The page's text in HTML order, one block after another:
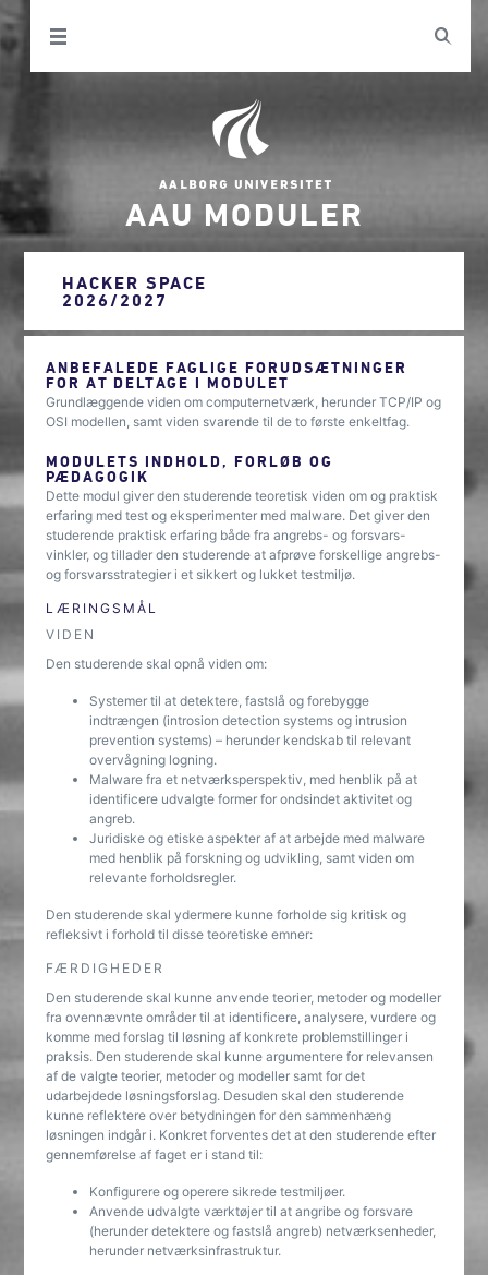
AAU MODULER
HACKER SPACE
2026/2027
ANBEFALEDE FAGLIGE FORUDSÆTNINGER
FOR AT DELTAGE I MODULET
Grundlæggende viden om computernetværk, herunder TCP/IP og
OSI modellen, samt viden svarende til de to første enkeltfag.
MODULETS INDHOLD, FORLØB OG
PÆDAGOGIK
Dette modul giver den studerende teoretisk viden om og praktisk
erfaring med test og eksperimenter med malware. Det giver den
studerende praktisk erfaring både fra angrebs- og forsvars-
vinkler, og tillader den studerende at afprøve forskellige angrebs-
og forsvarsstrategier i et sikkert og lukket testmiljø.
LÆRINGSMÅL
VIDEN
Den studerende skal opnå viden om:
Systemer til at detektere, fastslå og forebygge
indtrængen (introsion detection systems og intrusion
prevention systems) – herunder kendskab til relevant
overvågning logning.
Malware fra et netværksperspektiv, med henblik på at
identificere udvalgte former for ondsindet aktivitet og
angreb.
Juridiske og etiske aspekter af at arbejde med malware
med henblik på forskning og udvikling, samt viden om
relevante forholdsregler.
Den studerende skal ydermere kunne forholde sig kritisk og
refleksivt i forhold til disse teoretiske emner:
FÆRDIGHEDER
Den studerende skal kunne anvende teorier, metoder og modeller
fra ovennævnte områder til at identificere, analysere, vurdere og
komme med forslag til løsning af konkrete problemstillinger i
praksis. Den studerende skal kunne argumentere for relevansen
af de valgte teorier, metoder og modeller samt for det
udarbejdede løsningsforslag. Desuden skal den studerende
kunne reflektere over betydningen for den sammenhæng
løsningen indgår i. Konkret forventes det at den studerende efter
gennemførelse af faget er i stand til:
Konfigurere og operere sikrede testmiljøer.
Anvende udvalgte værktøjer til at angribe og forsvare
(herunder detektere og fastslå angreb) netværksenheder,
herunder netværksinfrastruktur.